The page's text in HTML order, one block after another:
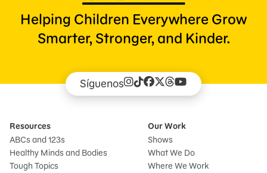
Helping Children Everywhere Grow
Smarter, Stronger, and Kinder.
Síguenos
Resources
ABCs and 123s
Healthy Minds and Bodies
Tough Topics
Our Work
Shows
What We Do
Where We Work